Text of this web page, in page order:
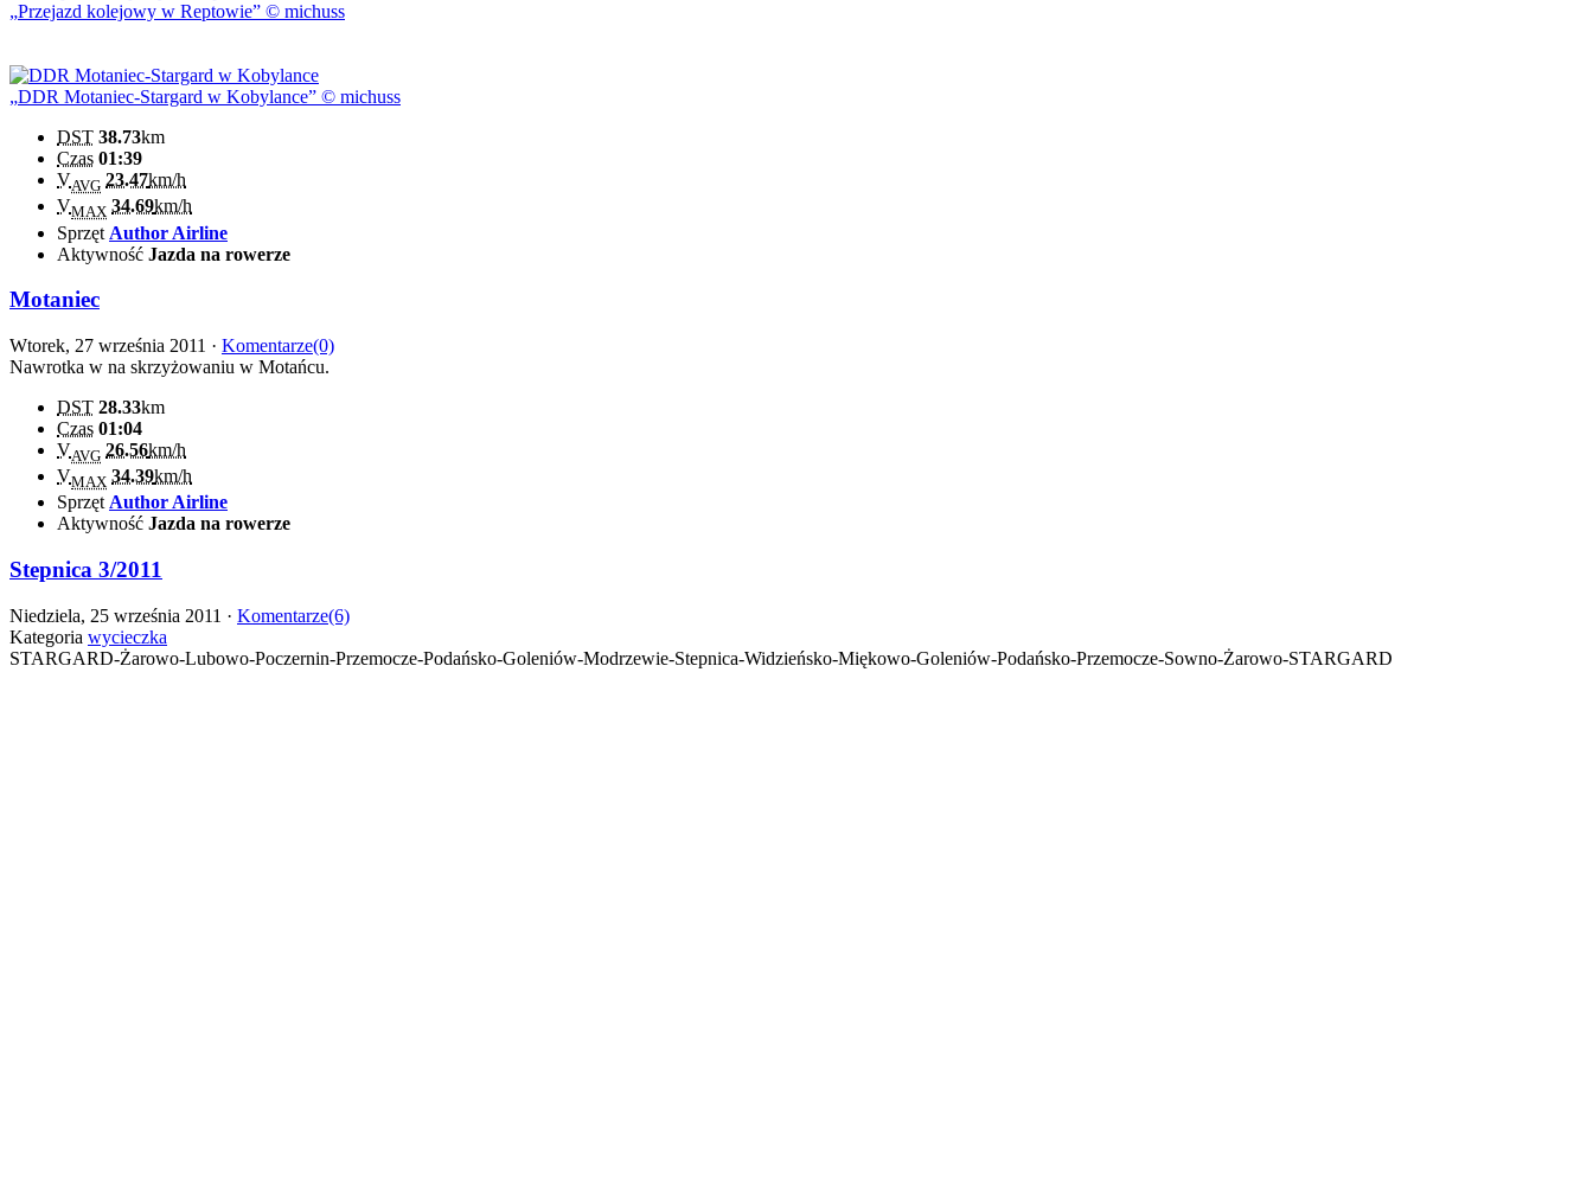
Przejazd kolejowy w Reptowie © michuss
DDR Motaniec-Stargard w Kobylance
© michuss
DST 38.73km
Czas 01:39
VAVG 23.47km/h
VMAX 34.69km/h
Sprzęt Author Airline
Aktywność Jazda na rowerze
Motaniec
Wtorek, 27 września 2011 · Komentarze(0)
Nawrotka w na skrzyżowaniu w Motańcu.
DST 28.33km
Czas 01:04
VAVG 26.56km/h
VMAX 34.39km/h
SprzętAuthor Airline
Aktywność Jazda na rowerze
Stepnica 3/2011
Niedziela, 25 września 2011 · Komentarze(6)
Kategoria wycieczka
STARGARD-Żarowo-Lubowo-Poczernin-Przemocze-Podańsko-Goleniów-Modrzewie-Stepnica-Widzieńsko-Miękowo-Goleniów-Podańsko-Przemocze-Sowno-Żarowo-STARGARD